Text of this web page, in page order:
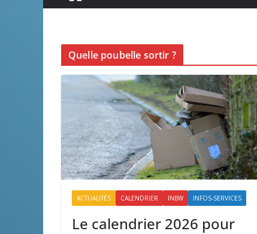
Quelle poubelle sortir ?
ACTUALITÉS CALENDRIER INBW INFOS-SERVICES
Le calendrier 2026 pour